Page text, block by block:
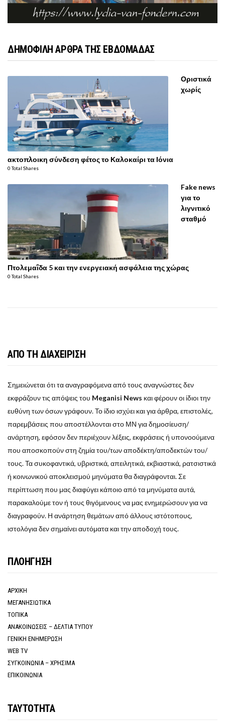
ΔΗΜΟΦΙΛΗ ΑΡΘΡΑ ΤΗΣ ΕΒΔΟΜΑΔΑΣ
Οριστικά
χωρίς
ακτοπλοικη σύνδεση φέτος το Καλοκαίρι τα Ιόνια
0 Total Shares
Fake news
για το
λιγνιτικό
σταθμό
Πτολεμαΐδα 5 και την ενεργειακή ασφάλεια της χώρας
0 Total Shares
ΑΠΟ ΤΗ ΔΙΑΧΕΙΡΙΣΗ
Σημειώνεται ότι τα αναγραφόμενα από τους αναγνώστες δεν
εκφράζουν τις απόψεις του Meganisi News και φέρουν οι ίδιοι την
ευθύνη των όσων γράφουν. Το ίδιο ισχύει και για άρθρα, επιστολές,
παρεμβάσεις που αποστέλλονται στο ΜΝ για δημοσίευση/
ανάρτηση, εφόσον δεν περιέχουν λέξεις, εκφράσεις ή υπονοούμενα
που αποσκοπούν στη ζημία του/των αποδέκτη/αποδεκτών του/
τους. Τα συκοφαντικά, υβριστικά, απειλητικά, εκβιαστικά, ρατσιστικά
ή κοινωνικού αποκλεισμού μηνύματα θα διαγράφονται. Σε
περίπτωση που μας διαφύγει κάποιο από τα μηνύματα αυτά,
παρακαλούμε τον ή τους θιγόμενους να μας ενημερώσουν για να
διαγραφούν. Η ανάρτηση θεμάτων από άλλους ιστότοπους,
ιστολόγια δεν σημαίνει αυτόματα και την αποδοχή τους.
ΠΛΟΗΓΗΣΗ
ΑΡΧΙΚΗ
ΜΕΓΑΝΗΣΙΩΤΙΚΑ
ΤΟΠΙΚΑ
ΑΝΑΚΟΙΝΩΣΕΙΣ – ΔΕΛΤΙΑ ΤΥΠΟΥ
ΓΕΝΙΚΗ ΕΝΗΜΕΡΩΣΗ
WEB TV
ΣΥΓΚΟΙΝΩΝΙΑ – ΧΡΗΣΙΜΑ
ΕΠΙΚΟΙΝΩΝΙΑ
ΤΑΥΤΟΤΗΤΑ